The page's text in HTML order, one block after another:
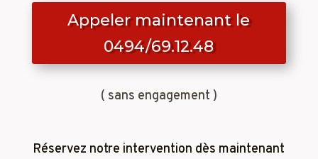
Appeler maintenant le
0494/69.12.48
( sans engagement )
Réservez notre intervention dès maintenant